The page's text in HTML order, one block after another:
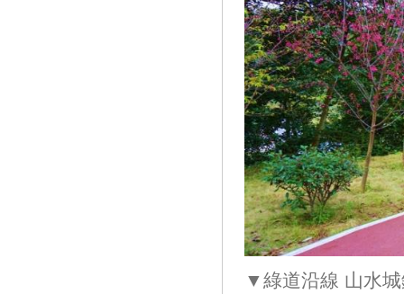
▼綠道沿線 山水